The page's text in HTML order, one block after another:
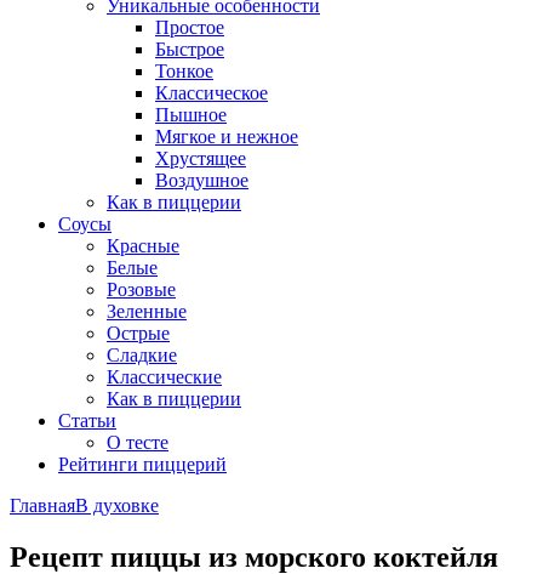
Уникальные особенности
Простое
Быстрое
Тонкое
Классическое
Пышное
Мягкое и нежное
Хрустящее
Воздушное
Как в пиццерии
Соусы
Красные
Белые
Розовые
Зеленные
Острые
Сладкие
Классические
Как в пиццерии
Статьи
О тесте
Рейтинги пиццерий
ГлавнаяВ духовке
Рецепт пиццы из морского коктейля